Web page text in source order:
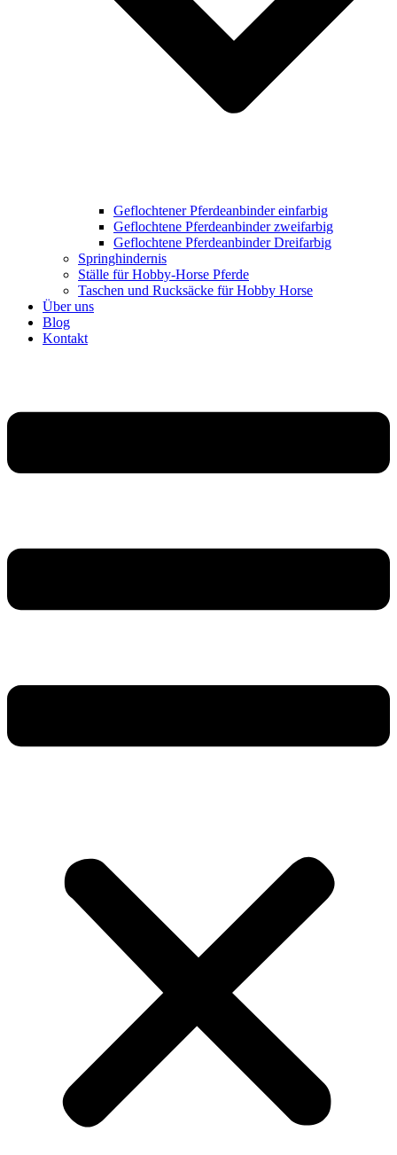
Geflochtener Pferdeanbinder einfarbig
Geflochtene Pferdeanbinder zweifarbig
Geflochtene Pferdeanbinder Dreifarbig
Springhindernis
Ställe für Hobby-Horse Pferde
Taschen und Rucksäcke für Hobby Horse
Über uns
Blog
Kontakt